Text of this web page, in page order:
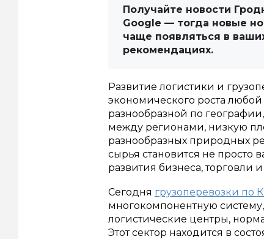
Получайте новости
Google — тогда новые
чаще появляться в
рекомендациях.
Развитие логистики и
экономического роста
разнообразной по
между регионами, низкую
разнообразных природных
сырья становится не просто
развития бизнеса, торговли
Сегодня грузоперевозки по
многокомпонентную
логистические центры,
Этот сектор находится в